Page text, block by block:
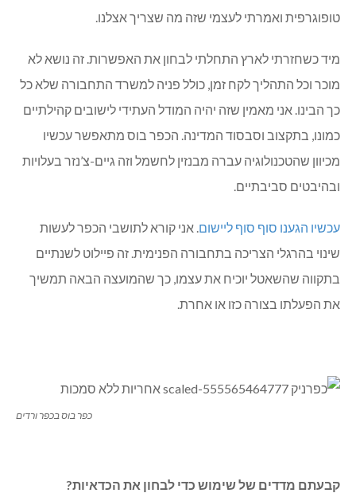
טופוגרפית ואמרתי לעצמי שזה מה שצריך אצלנו.
מיד כשחזרתי לארץ התחלתי לבחון את האפשרות. זה נושא לא
מוכר וכל התהליך לקח זמן, כולל פניה למשרד התחבורה שלא כל
כך הבינו. אני מאמין שזה יהיה המודל העתידי לישובים קהילתיים
כמונו, בתקצוב וסבסוד המדינה. הכפר בוס מתאפשר עכשיו
מכיוון שהטכנולוגיה עברה מבנזין לחשמל וזה גיים-צ’נזר בעלויות
ובהיבטים סביבתיים.
עכשיו הגענו סוף סוף ליישום . אני קורא לתושבי הכפר לעשות
שינוי בהרגלי הצריכה בתחבורה הפנימית. זה פיילוט לשנתיים
בתקווה שהשאטל יוכיח את עצמו, כך שהמועצה הבאה תמשיך
את הפעלתו בצורה כזו או אחרת.
כפר בוס בכפר ורדים
קבעתם מדדים של שימוש כדי לבחון את הכדאיות?